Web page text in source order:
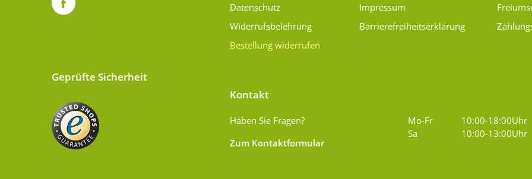
Datenschutz
Widerrufsbelehrung
Bestellung widerrufen
Impressum
Barrierefreiheitserklärung
Kontakt
Haben Sie Fragen?
Zum Kontaktformular
Mo-Fr
10:00-18:00Uhr
Sa
10:00-13:00Uhr
Geprüfte Sicherheit